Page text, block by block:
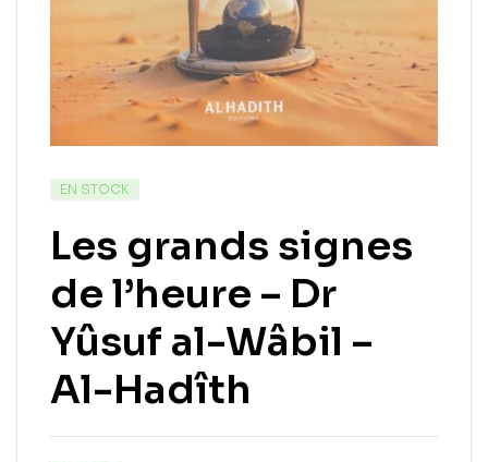
EN STOCK
Les grands signes
de l’heure – Dr
Yûsuf al-Wâbil –
Al-Hadîth